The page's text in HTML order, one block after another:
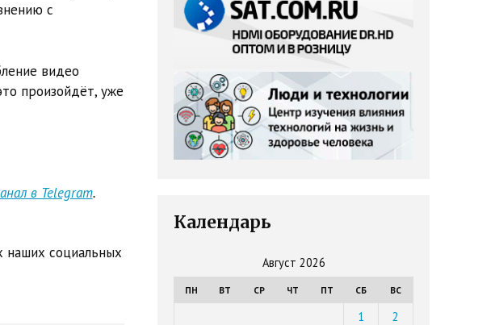
с
видео
произойдёт, уже
в Telegram.
наших социальных
Календарь
Август 2026
ПН ВТ СР ЧТ ПТ СБ ВС
1
2